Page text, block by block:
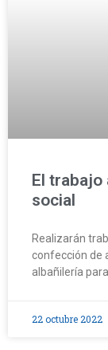
El
social
Realizarán
confección de
albañilería
22 octubre 2022